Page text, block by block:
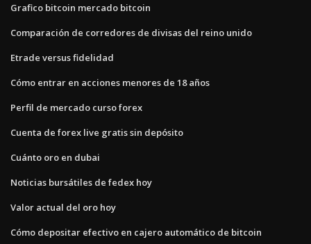
Grafico bitcoin mercado bitcoin
Comparación de corredores de divisas del reino unido
Etrade versus fidelidad
Cómo entrar en acciones menores de 18 años
Perfil de mercado curso forex
Cuenta de forex live gratis sin depósito
Cuánto oro en dubai
Noticias bursátiles de fedex hoy
Valor actual del oro hoy
Cómo depositar efectivo en cajero automático de bitcoin